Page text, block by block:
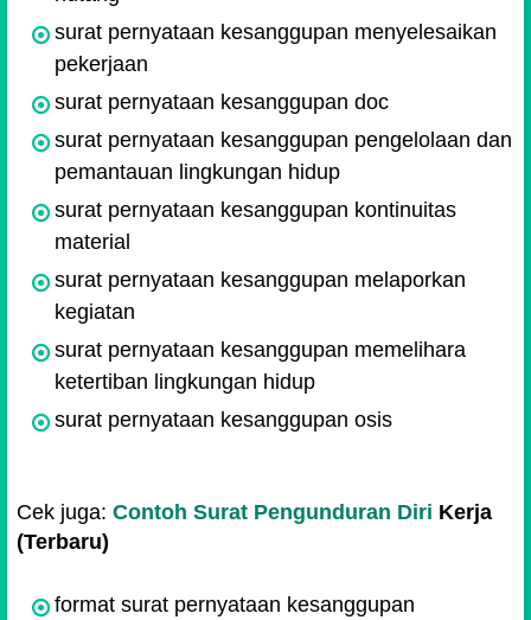
surat pernyataan kesanggupan menyelesaikan
pekerjaan
surat pernyataan kesanggupan doc
surat pernyataan kesanggupan pengelolaan dan
pemantauan lingkungan hidup
surat pernyataan kesanggupan kontinuitas
material
surat pernyataan kesanggupan melaporkan
kegiatan
surat pernyataan kesanggupan memelihara
ketertiban lingkungan hidup
surat pernyataan kesanggupan osis
Cek juga: Contoh Surat Pengunduran Diri Kerja
(Terbaru)
format surat pernyataan kesanggupan